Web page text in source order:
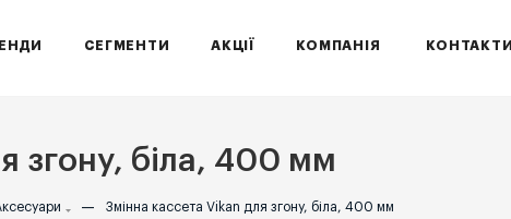
СЕГМЕНТИ АКЦІЇ КОМПАНІЯ КОНТАКТИ
згону, біла, 400 мм
— Змінна кассета Vikan для згону, біла, 400 мм